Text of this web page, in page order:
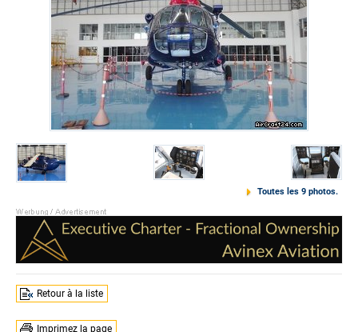
Toutes les 9 photos.
Retour à la liste
Imprimez la page